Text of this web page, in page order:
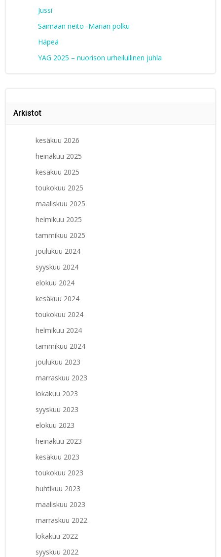
Jussi
Saimaan neito -Marian polku
Häpeä
YAG 2025 – nuorison urheilullinen juhla
Arkistot
kesäkuu 2026
heinäkuu 2025
kesäkuu 2025
toukokuu 2025
maaliskuu 2025
helmikuu 2025
tammikuu 2025
joulukuu 2024
syyskuu 2024
elokuu 2024
kesäkuu 2024
toukokuu 2024
helmikuu 2024
tammikuu 2024
joulukuu 2023
marraskuu 2023
lokakuu 2023
syyskuu 2023
elokuu 2023
heinäkuu 2023
kesäkuu 2023
toukokuu 2023
huhtikuu 2023
maaliskuu 2023
marraskuu 2022
lokakuu 2022
syyskuu 2022